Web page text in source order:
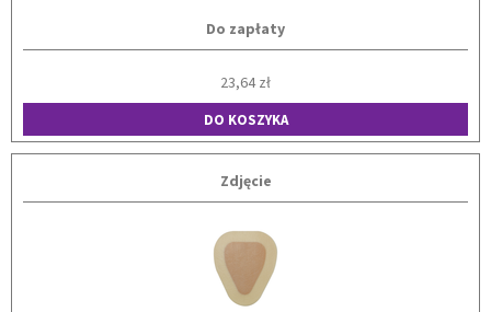
Do zapłaty
23,64 zł
DO KOSZYKA
Zdjęcie